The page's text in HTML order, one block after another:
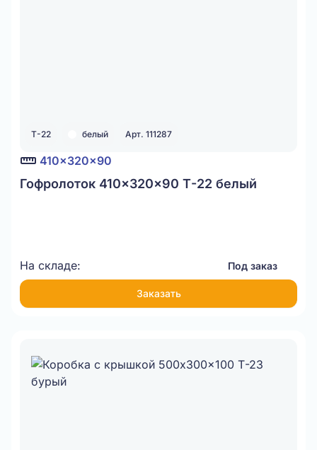
Т-22 белый Арт. 111287
410x320x90
Гофролоток 410x320x90 Т-22 белый
На складе: Под заказ
Заказать